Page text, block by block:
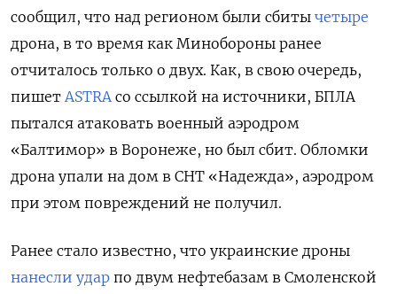
сообщил, что над регионом были сбиты четыре
дрона, в то время как Минобороны ранее
отчиталось только о двух. Как, в свою очередь,
пишет ASTRAсо ссылкой на источники, БПЛА
пытался атаковать военный аэродром
«Балтимор» в Воронеже, но был сбит. Обломки
дрона упали на дом в СНТ «Надежда», аэродром
при этом повреждений не получил.
Ранее стало известно, что украинские дроны
нанесли удар по двум нефтебазам в Смоленской